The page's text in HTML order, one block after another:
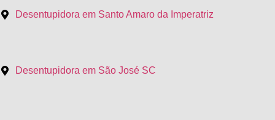
Desentupidora em Santo Amaro da Imperatriz
Desentupidora em São José SC